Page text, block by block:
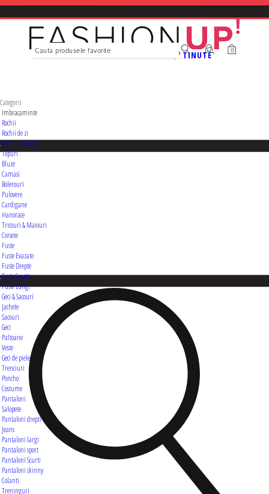
Femei CATEGORII TINUTE 0
Categorii
Imbracaminte
Rochii
Rochii de zi
Rochii de seara
Topuri
Bluze
Camasi
Bolerouri
Pulovere
Cardigane
Hanorace
Tricouri & Maiouri
Corsete
Fuste
Fuste Evazate
Fuste Drepte
Fuste Scurte
Fuste Lungi
Geci & Sacouri
Jachete
Sacouri
Geci
Paltoane
Veste
Geci de piele
Trenciuri
Poncho
Costume
Pantaloni
Salopete
Pantaloni drepti
Jeans
Pantaloni largi
Pantaloni sport
Pantaloni Scurti
Pantaloni skinny
Colanti
Treninguri